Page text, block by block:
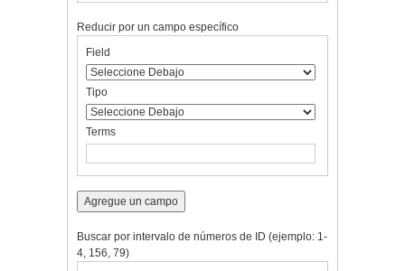
rows
"Reducir
por
específico":
1
Reducir por un campo específico
de
búsqueda
de
búsqueda
de
búsqueda
de
Búsqueda
Field
Tipo
Terms
Agregue un campo
Buscar por intervalo de números de ID (ejemplo: 1-
4, 156, 79)